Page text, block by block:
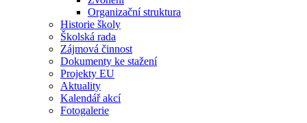
Organizační struktura
Historie školy
Školská rada
Zájmová činnost
Dokumenty ke stažení
Projekty EU
Aktuality
Kalendář akcí
Fotogalerie